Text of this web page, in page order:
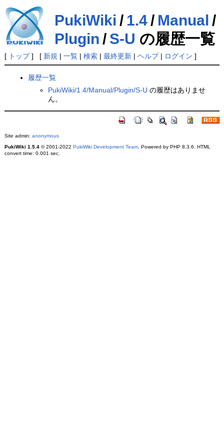
PukiWiki / 1.4/ Manual /
Plugin / S-U の履歴一覧
[ トップ] [ 新規 | 一覧| 検索| 最終更新| ヘルプ| ログイン ]
履歴一覧
PukiWiki/1.4/Manual/Plugin/S-U の履歴はありませ
ん。
Site admin: anonymous
PukiWiki 1.5.4© 2001-2022 PukiWiki Development Team. Powered by PHP 8.3.6. HTML
convert time: 0.001 sec.